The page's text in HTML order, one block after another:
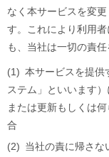
なく本サービスを変
す。これにより利用
も、当社は一切の責
(1) 本サービスを提供
ステム」といいます
または更新もしくは
合
(2) 当社の責に帰さな